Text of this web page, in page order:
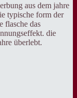
aus dem jahre
typische form der
flasche das
die
überlebt.